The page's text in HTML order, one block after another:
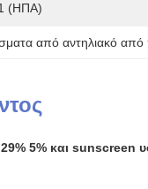
(ΗΠΑ)
από αντηλιακό από
29% 5% και